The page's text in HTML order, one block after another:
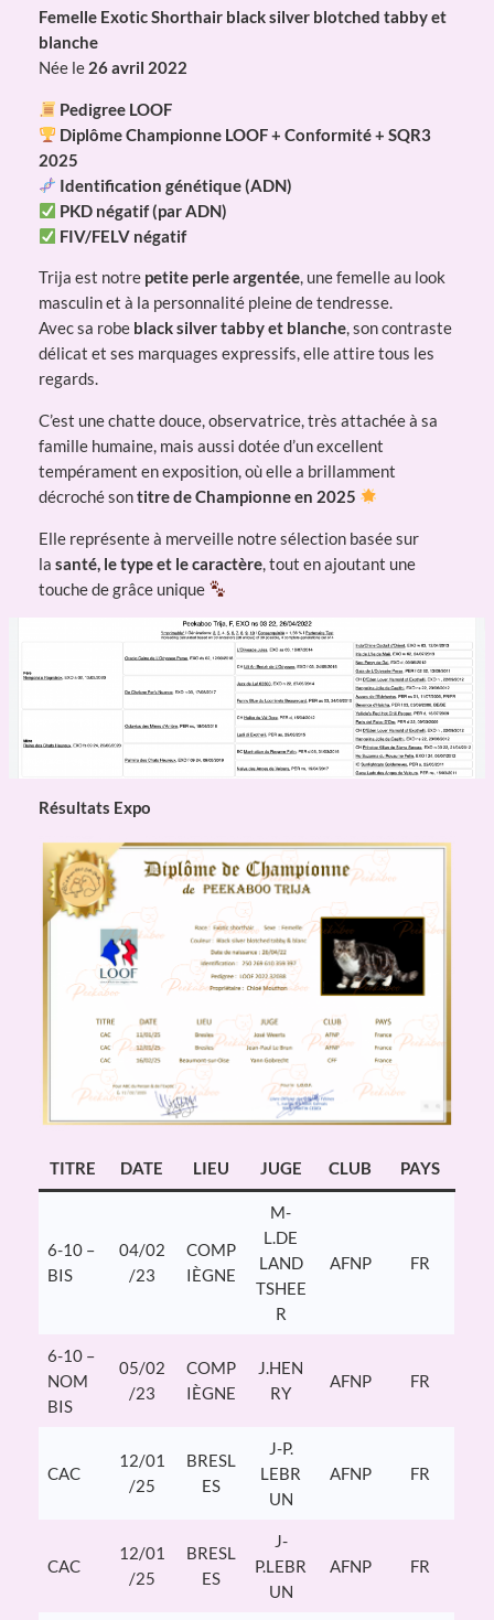
Femelle Exotic Shorthair black silver blotched tabby et
blanche
Née le 26 avril 2022
Pedigree LOOF
Diplôme Championne LOOF + Conformité + SQR3
2025
Identification génétique (ADN)
PKD négatif (par ADN)
FIV/FELV négatif
Trija est notre petite perle argentée, une femelle au look
masculin et à la personnalité pleine de tendresse.
Avec sa robe black silver tabby et blanche, son contraste
délicat et ses marquages expressifs, elle attire tous les
regards.
C’est une chatte douce, observatrice, très attachée à sa
famille humaine, mais aussi dotée d’un excellent
tempérament en exposition, où elle a brillamment
décroché sontitre de Championne en 2025
Elle représente à merveille notre sélection basée sur
la santé, le type et le caractère, tout en ajoutant une
touche de grâce unique
Résultats Expo
TITRE DATE LIEU JUGE CLUB PAYS
6-10 –
BIS
04/02
/23
COMP
IÈGNE
M-
L.DE
LAND
TSHEE
R
AFNP FR
6-10 –
NOM
BIS
05/02
/23
COMP
IÈGNE
J.HEN
RY
AFNP FR
CAC
12/01
/25
BRESL
ES
J-P.
LEBR
UN
AFNP FR
CAC
12/01
/25
BRESL
ES
J-
P.LEBR
UN
AFNP FR